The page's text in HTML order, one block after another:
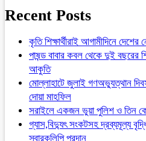
Recent Posts
কৃতি শিক্ষার্থীরাই আগামীদিনে
পাষন্ড বাবার কবল থেকে দুই বছরের
আকুতি
মোল্লাহাটে জুলাই গণঅভ্যুত্থান
দোয়া মাহফিল
সরাইলে একজন ভুয়া পুলিশ ও তিন
গ্যাস,বিদ্যুৎ সংকটসহ দ্রব্যমূল্য
স্বারকলিপি প্রদান